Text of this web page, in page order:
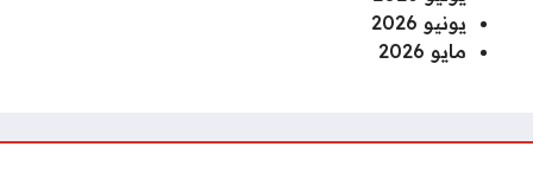
يونيو 2026
مايو 2026